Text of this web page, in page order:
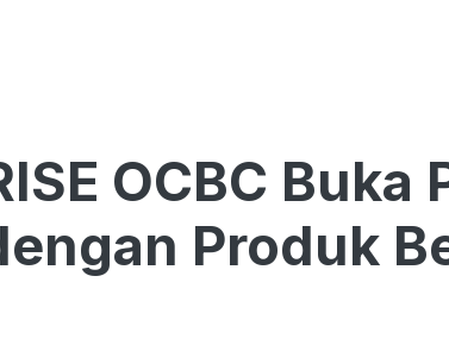
OCBC Buka
Produk